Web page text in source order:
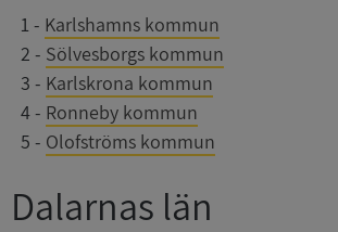
1- Karlshamns kommun
2 - Sölvesborgs kommun
3 - Karlskrona kommun
4- Ronneby kommun
5 - Olofströms kommun
Dalarnas län